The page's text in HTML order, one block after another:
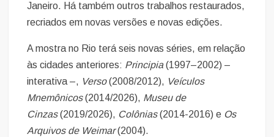
Janeiro. Há também outros trabalhos restaurados,
recriados em novas versões e novas edições.
A mostra no Rio terá seis novas séries, em relação
às cidades anteriores: Principia(1997–2002) –
interativa –, Verso(2008/2012), Veículos
Mnemônicos(2014/2026), Museu de
Cinzas(2019/2026), Colônias(2014-2016) e Os
Arquivos de Weimar(2004).